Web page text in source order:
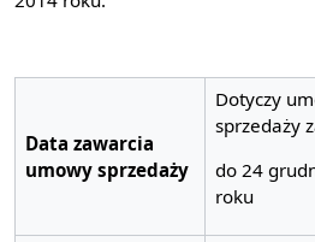
Data zawarcia
umowy sprzedaży
Dotyczy
sprzedaży
do 24
roku